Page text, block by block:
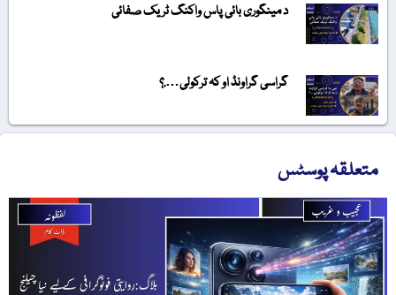
د مینگوری بائی پاس واکنگ ٹریک صفائی
گراسی گراونڈ او کہ ترکولی….؟
متعلقہ پوسٹس